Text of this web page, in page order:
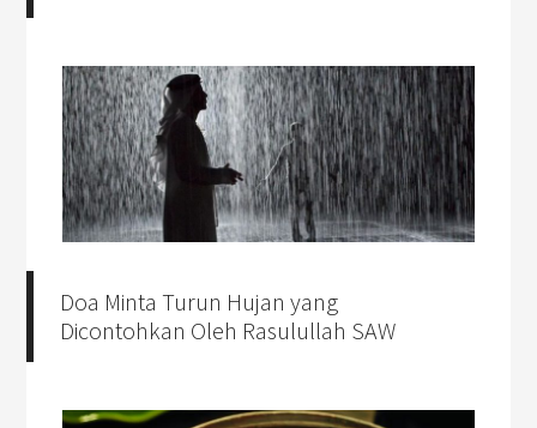
Doa Minta Turun Hujan yang
Dicontohkan Oleh Rasulullah SAW